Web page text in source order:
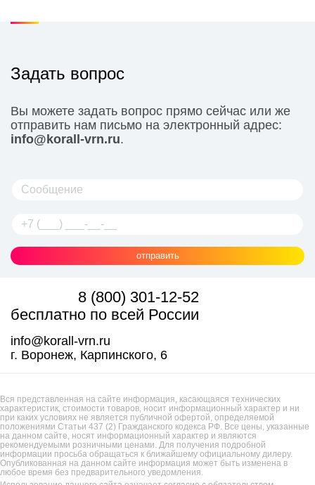
Задать вопрос
Вы можете задать вопрос прямо сейчас или же
отправить нам письмо на электронный адрес:
info@korall-vrn.ru.
отправить
8 (800) 301-12-52
бесплатно по всей России
info@korall-vrn.ru
г. Воронеж, Карпинского, 6
Вся представленная на сайте информация, касающаяся технических
характеристик, стоимости товаров, носит информационный характер и ни
при каких условиях не является публичной офертой, определяемой
положениями Статьи 437 (2) Гражданского кодекса РФ. Все цены, указанные
на данном сайте, носят информационный характер и являются
рекомендуемыми розничными ценами. Для получения подробной
информации просьба обращаться к ближайшему официальному дилеру.
Опубликованная на данном сайте информация может быть изменена в
любое время без предварительного уведомления.